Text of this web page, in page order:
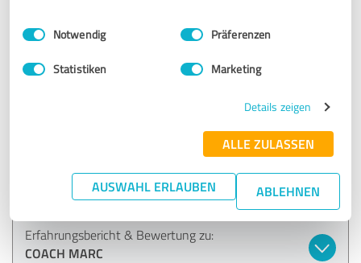
Impressum Datenschutzbestimmungen
Einwilligungsauswahl
Notwendig Präferenzen
Statistiken Marketing
Details zeigen
ALLE ZULASSEN
AUSWAHL ERLAUBEN ABLEHNEN
23.01.2021 Isabell S.
Empfehlung
Sehr gute und individuelle Betreuung!
Erfahrungsbericht & Bewertung zu:
COACH MARC